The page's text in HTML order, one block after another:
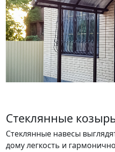
Стеклянные
Стеклянные навесы
дому легкость и